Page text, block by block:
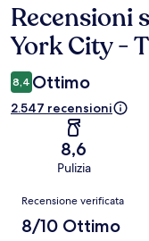
Recensioni
Recensioni
York City -
8,4 Ottimo
2.547 recensioni
8,6
Pulizia
Recensioni
Recensione verificata
8/10 Ottimo